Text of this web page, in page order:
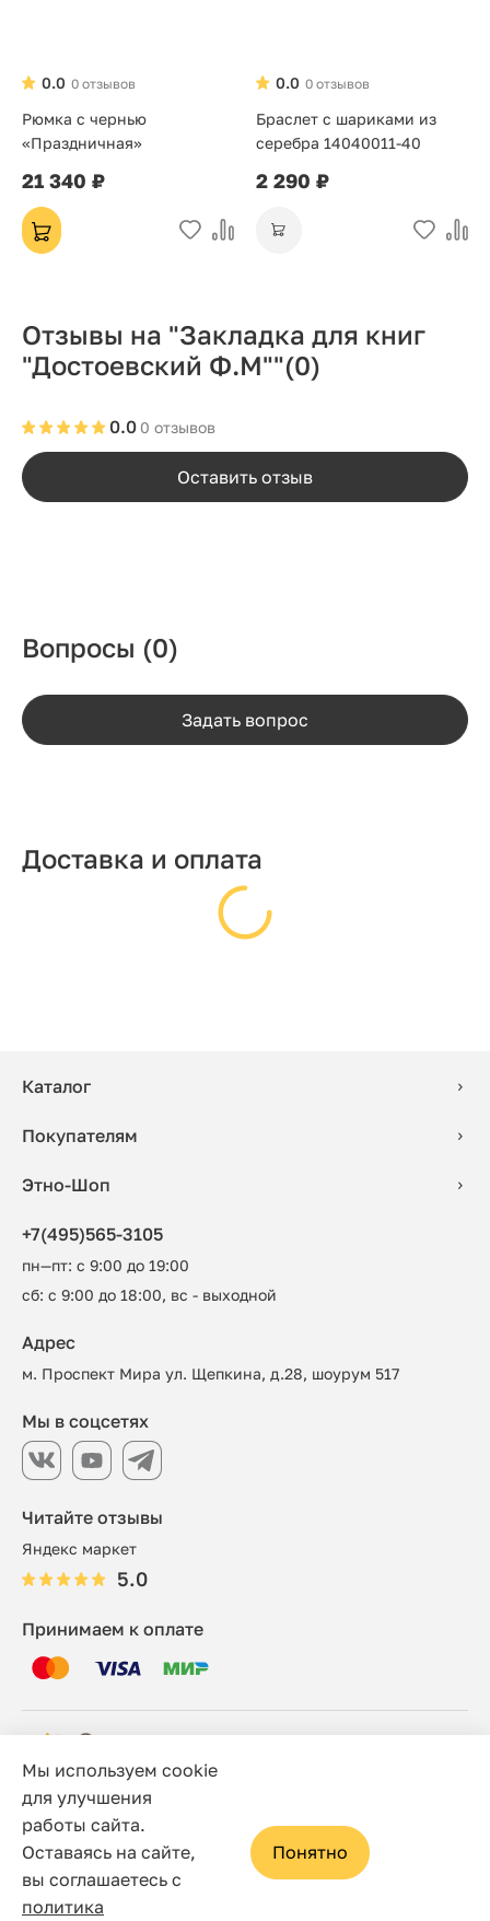
0 отзывов
0.0
Рюмка с чернью
«Праздничная»
21 340 ₽
0 отзывов
0.0
Браслет с шариками из
серебра 14040011-40
2 290 ₽
Отзывы на "Закладка для книг
"Достоевский Ф.М""(0)
0 отзывов
0.0
Оставить отзыв
Вопросы (0)
Задать вопрос
Доставка и оплата
Каталог
Покупателям
Этно-Шоп
+7(495)565-3105
пн—пт: с 9:00 до 19:00
сб: с 9:00 до 18:00, вс - выходной
Читайте отзывы
Яндекс маркет
5.0
Адрес
м. Проспект Мира ул. Щепкина, д.28, шоурум 517
Принимаем к оплате
Мы в соцсетях
© 2006 - 2026 Этно-шоп, Интернет-магазин
Политика конфиденциальности
Сайт носит исключительно информационный характер, и
ни при каких условиях не является публичной офертой,
определяемой положениями статьи 437(2) Гражданского
Мы используем cookie
для улучшения
работы сайта.
Оставаясь на сайте,
вы соглашаетесь с
политика
Понятно